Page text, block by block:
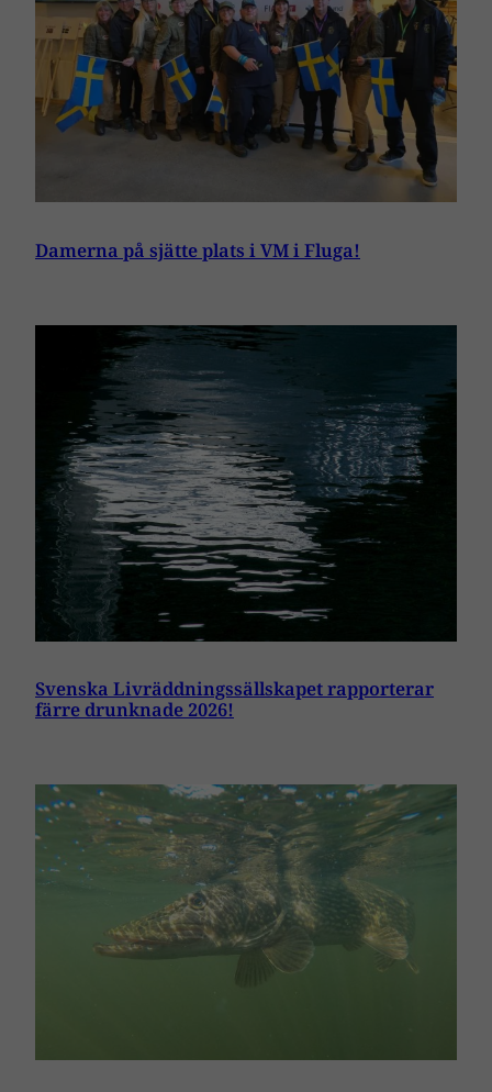
Damerna på sjätte plats i VM i Fluga!
Svenska Livräddningssällskapet rapporterar
färre drunknade 2026!